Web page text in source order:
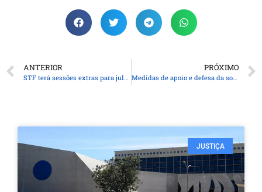
ANTERIOR
STF terá sessões extras para julgamento de Bolsonaro
PRÓXIMO
Medidas de apoio e defesa da soberania marcam 1 mês de tarifaço
JUSTIÇA